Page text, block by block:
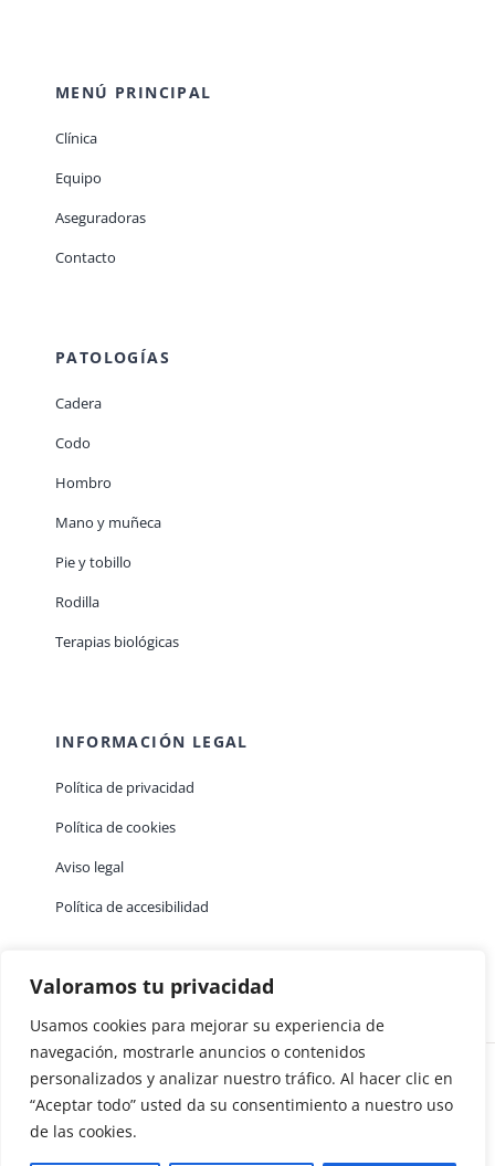
Valoramos tu privacidad
Usamos cookies para mejorar su experiencia de
navegación, mostrarle anuncios o contenidos
personalizados y analizar nuestro tráfico. Al hacer clic en
“Aceptar todo” usted da su consentimiento a nuestro uso
de las cookies.
MENÚ PRINCIPAL
Clínica
Equipo
Aseguradoras
Contacto
PATOLOGÍAS
Cadera
Codo
Hombro
Mano y muñeca
Pie y tobillo
Rodilla
Terapias biológicas
INFORMACIÓN LEGAL
Política de privacidad
Política de cookies
Aviso legal
Política de accesibilidad